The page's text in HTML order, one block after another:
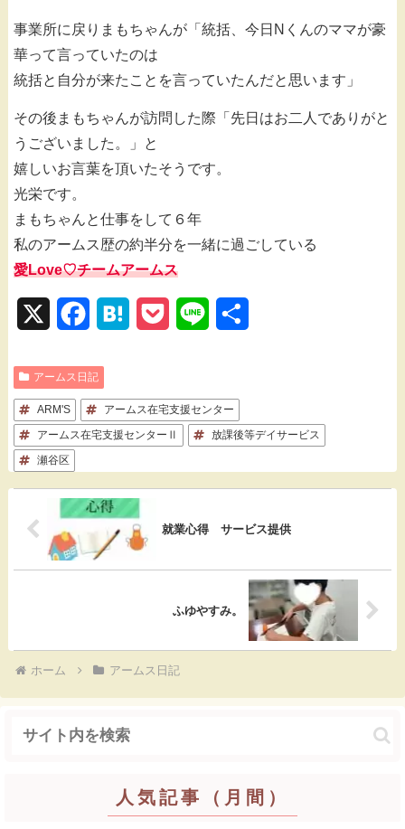
事業所に戻りまもちゃんが「統括、今日Nくんのママが豪
華って言っていたのは
統括と自分が来たことを言っていたんだと思います」
その後まもちゃんが訪問した際「先日はお二人でありがと
うございました。」と
嬉しいお言葉を頂いたそうです。
光栄です。
まもちゃんと仕事をして６年
私のアームス歴の約半分を一緒に過ごしている
愛Love♡チームアームス
c
e
b
o
o
e
n
a
k
e
t
e
アームス日記
ARM'S
アームス在宅支援センター
アームス在宅支援センターⅡ
放課後等デイサービス
瀬谷区
就業心得 サービス提供
ふゆやすみ。
ホーム アームス日記
人気記事（月間）